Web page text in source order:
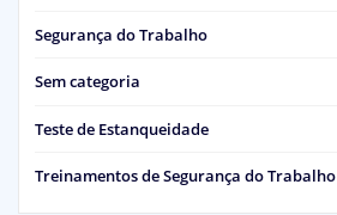
Segurança do Trabalho
Sem categoria
Teste de Estanqueidade
Treinamentos de Segurança do Trabalho